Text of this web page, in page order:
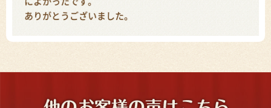
ありがとうございました。